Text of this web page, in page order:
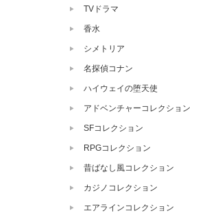
TVドラマ
香水
シメトリア
名探偵コナン
ハイウェイの堕天使
アドベンチャーコレクション
SFコレクション
RPGコレクション
昔ばなし風コレクション
カジノコレクション
エアラインコレクション